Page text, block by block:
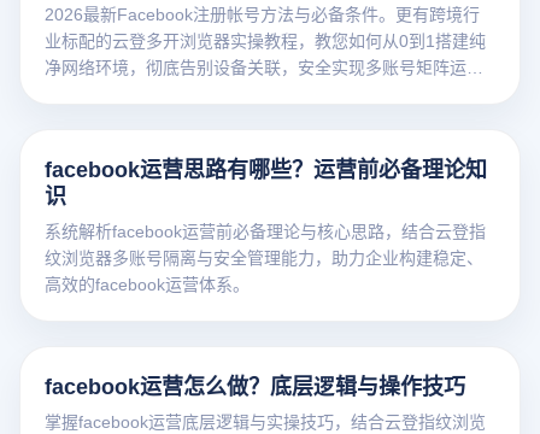
2026最新Facebook注册帐号方法与必备条件。更有跨境行
业标配的云登多开浏览器实操教程，教您如何从0到1搭建纯
净网络环境，彻底告别设备关联，安全实现多账号矩阵运
facebook运营思路有哪些？运营前必备理论知
识
系统解析facebook运营前必备理论与核心思路，结合云登指
纹浏览器多账号隔离与安全管理能力，助力企业构建稳定、
高效的facebook运营体系。
facebook运营怎么做？底层逻辑与操作技巧
掌握facebook运营底层逻辑与实操技巧，结合云登指纹浏览